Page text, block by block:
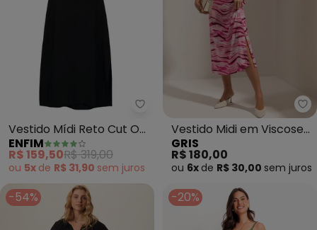
Enfim - Vestido Mídi Reto Cut
Vestido Mídi Reto Cut Out
(Preto)
ENFIM
R$ 159,50R$ 319,00
ou 5x de R$ 31,90 sem juros
Vestido Midi em Viscose
(Rosa)
GRIS
R$ 180,00
ou 6x de R$ 30,00 sem juros
-54% -20%